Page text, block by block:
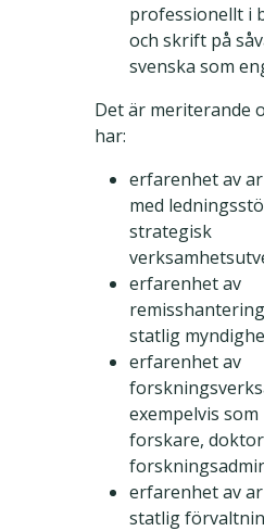
professionellt i
och skrift på
svenska som
Det är meriterande
har:
erfarenhet av
med
strategisk
erfarenhet av
statlig
erfarenhet av
exempelvis som
forskare,
erfarenhet av
statlig